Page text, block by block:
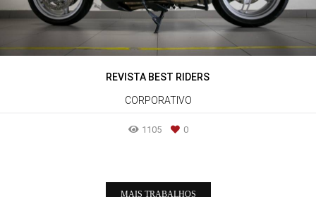
REVISTA BEST RIDERS
CORPORATIVO
1105 0
MAIS TRABALHOS